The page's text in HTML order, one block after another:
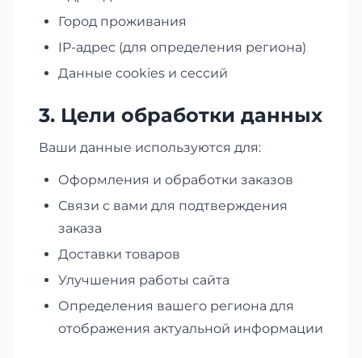
Город проживания
IP-адрес (для определения региона)
Данные cookies и сессий
3. Цели обработки данных
Ваши данные используются для:
Оформления и обработки заказов
Связи с вами для подтверждения
заказа
Доставки товаров
Улучшения работы сайта
Определения вашего региона для
отображения актуальной информации